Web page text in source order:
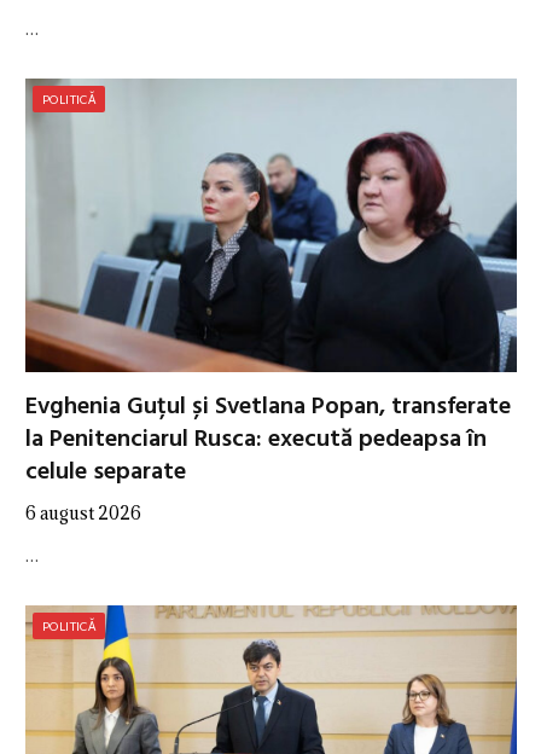
…
POLITICĂ
Evghenia Guțul și Svetlana Popan, transferate
la Penitenciarul Rusca: execută pedeapsa în
celule separate
6 august 2026
…
POLITICĂ